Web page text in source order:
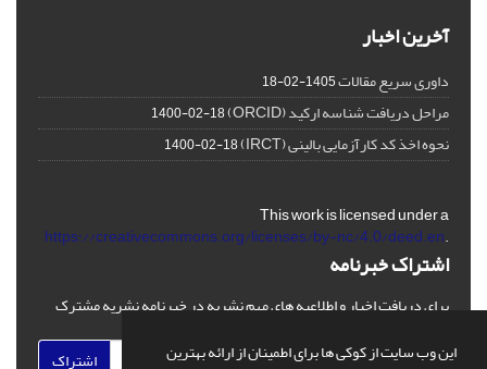
این وب سایت از کوکی ها برای اطمینان از ارائه بهترین
آخرین اخبار
داوری سریع مقالات1405-02-18
مراحل دریافت شناسه ارکید (ORCID) 1400-02-18
نحوه اخذ کد کارآزمایی بالینی (IRCT) 1400-02-18
This work is licensed under a
https://creativecommons.org/licenses/by-nc/4.0/deed.en.
اشتراک خبرنامه
برای دریافت اخبار و اطلاعیه های مهم نشریه در خبرنامه نشریه مشترک
اشتراک